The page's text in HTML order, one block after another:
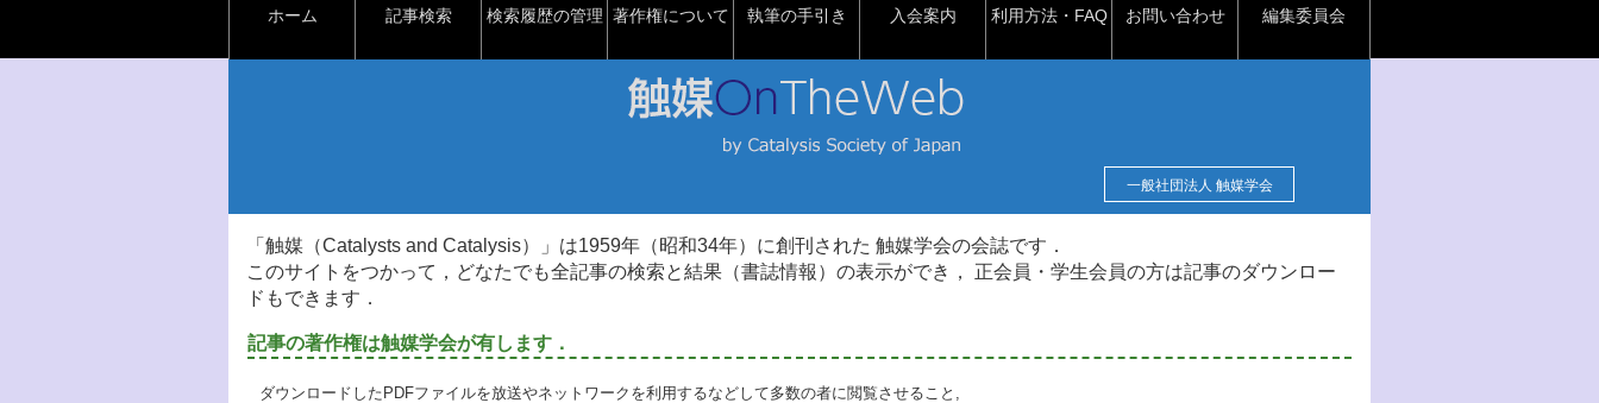
ホーム 記事検索 検索履歴の管理 著作権について 執筆の手引き 入会案内 利用方法・FAQ お問い合わせ 編集委員会
一般社団法人 触媒学会
「触媒（Catalysts and Catalysis）」は1959年（昭和34年）に創刊された 触媒学会の会誌です．
このサイトをつかって，どなたでも全記事の検索と結果（書誌情報）の表示ができ， 正会員・学生会員の方は記事のダウンロー
ドもできます．
記事の著作権は触媒学会が有します．
ダウンロードしたPDFファイルを放送やネットワークを利用するなどして多数の者に閲覧させること,